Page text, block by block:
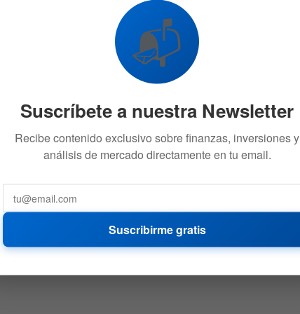
📬
Suscríbete a nuestra Newsletter
Recibe contenido exclusivo sobre finanzas, inversiones y
análisis de mercado directamente en tu email.
Suscribirme gratis